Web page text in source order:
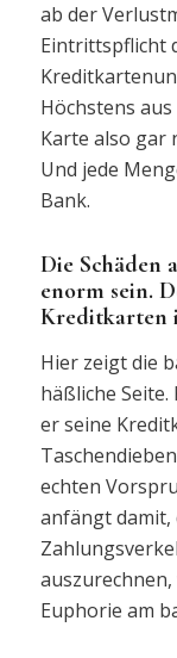
ab der
Eintrittspflicht
Höchstens
Karte also gar
Und jede
Bank.
Die Schäden
enorm sein.
Kreditkarten
Hier zeigt die
häßliche
er seine
echten
anfängt damit,
Euphorie am